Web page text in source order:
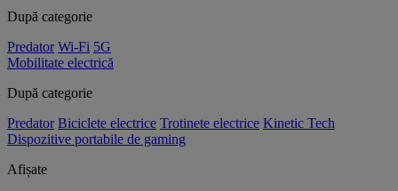
După categorie
Predator Wi-Fi 5G
Mobilitate electrică
După categorie
Predator Biciclete electrice Trotinete electrice Kinetic Tech
Dispozitive portabile de gaming
Afișate